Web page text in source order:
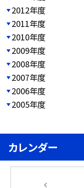
2012年度
2011年度
2010年度
2009年度
2008年度
2007年度
2006年度
2005年度
カレンダー